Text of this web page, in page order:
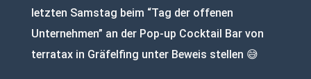
letzten Samstag beim “Tag der offenen
Unternehmen” an der Pop-up Cocktail Bar von
terratax in Gräfelfing unter Beweis stellen 😅